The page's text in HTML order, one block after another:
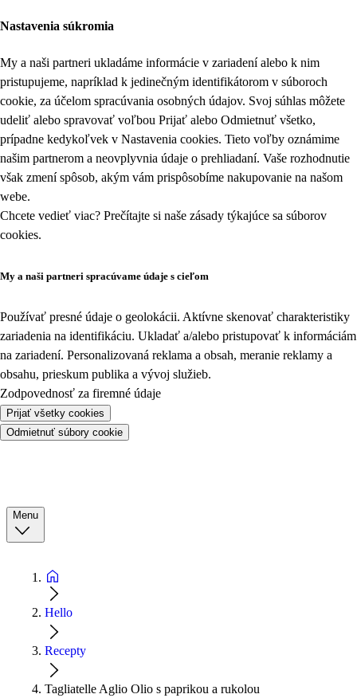
Nastavenia súkromia
My a naši partneri ukladáme informácie v zariadení alebo k nim
pristupujeme, napríklad k jedinečným identifikátorom v súboroch
cookie, za účelom spracúvania osobných údajov. Svoj súhlas môžete
udeliť alebo spravovať voľbou Prijať alebo Odmietnuť všetko,
prípadne kedykoľvek v Nastavenia cookies. Tieto voľby oznámime
našim partnerom a neovplyvnia údaje o prehliadaní. Vaše rozhodnutie
však zmení spôsob, akým vám prispôsobíme nakupovanie na našom
webe.
Chcete vedieť viac? Prečítajte si naše zásady týkajúce sa súborov
cookies.
My a naši partneri spracúvame údaje s cieľom
Používať presné údaje o geolokácii. Aktívne skenovať charakteristiky
zariadenia na identifikáciu. Ukladať a/alebo pristupovať k informáciám
na zariadení. Personalizovaná reklama a obsah, meranie reklamy a
obsahu, prieskum publika a vývoj služieb.
Zodpovednosť za firemné údaje
Prijať všetky cookies
Odmietnuť súbory cookie
Menu
Hello
Recepty
Tagliatelle Aglio Olio s paprikou a rukolou